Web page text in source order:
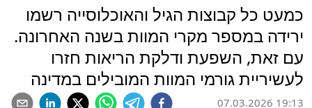
כמעט כל קבוצות הגיל והאוכלוסייה רשמו
ירידה במספר מקרי המוות בשנה האחרונה.
עם זאת, השפעת ודלקת הריאות חזרו
לעשיריית גורמי המוות המובילים במדינה
07.03.2026 19:13